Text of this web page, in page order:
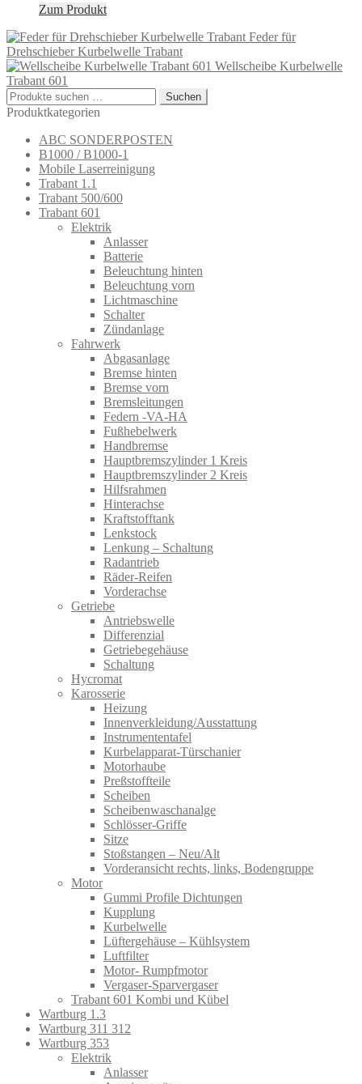
Zum Produkt
Feder für
Drehschieber Kurbelwelle Trabant
Wellscheibe Kurbelwelle
Trabant 601
Suchen
nach:
Suchen
Produktkategorien
ABC SONDERPOSTEN
B1000 / B1000-1
Mobile Laserreinigung
Trabant 1.1
Trabant 500/600
Trabant 601
Elektrik
Anlasser
Batterie
Beleuchtung hinten
Beleuchtung vorn
Lichtmaschine
Schalter
Zündanlage
Fahrwerk
Abgasanlage
Bremse hinten
Bremse vorn
Bremsleitungen
Federn -VA-HA
Fußhebelwerk
Handbremse
Hauptbremszylinder 1 Kreis
Hauptbremszylinder 2 Kreis
Hilfsrahmen
Hinterachse
Kraftstofftank
Lenkstock
Lenkung – Schaltung
Radantrieb
Räder-Reifen
Vorderachse
Getriebe
Antriebswelle
Differenzial
Getriebegehäuse
Schaltung
Hycromat
Karosserie
Heizung
Innenverkleidung/Ausstattung
Instrumententafel
Kurbelapparat-Türschanier
Motorhaube
Preßstoffteile
Scheiben
Scheibenwaschanalge
Schlösser-Griffe
Sitze
Stoßstangen – Neu/Alt
Vorderansicht rechts, links, Bodengruppe
Motor
Gummi Profile Dichtungen
Kupplung
Kurbelwelle
Lüftergehäuse – Kühlsystem
Luftfilter
Motor- Rumpfmotor
Vergaser-Sparvergaser
Trabant 601 Kombi und Kübel
Wartburg 1.3
Wartburg 311 312
Wartburg 353
Elektrik
Anlasser